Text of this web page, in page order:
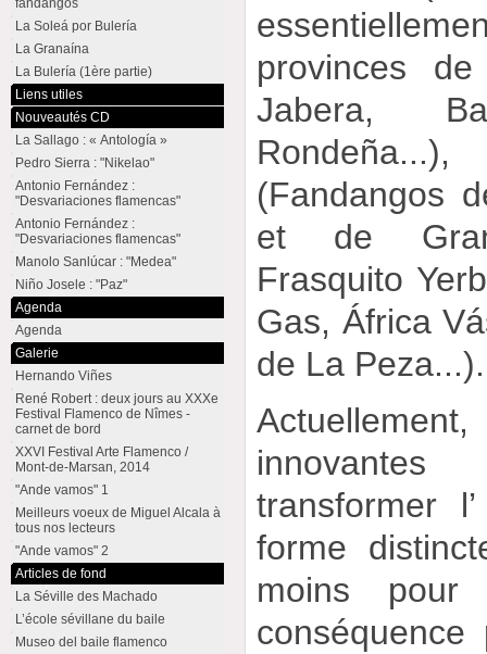
provinces
Jabera,
(Fandangos
et de
Frasquito
Gas, África
de La Peza...).
transformer
forme
moins
fandangos
La Soleá por Bulería
La Granaína
La Bulería (1ère partie)
Liens utiles
Nouveautés CD
La Sallago : « Antología »
Pedro Sierra : "Nikelao"
Antonio Fernández :
"Desvariaciones flamencas"
Antonio Fernández :
"Desvariaciones flamencas"
Manolo Sanlúcar : "Medea"
Niño Josele : "Paz"
Agenda
Agenda
Galerie
Hernando Viñes
René Robert : deux jours au XXXe
Festival Flamenco de Nîmes -
carnet de bord
XXVI Festival Arte Flamenco /
Mont-de-Marsan, 2014
"Ande vamos" 1
Meilleurs voeux de Miguel Alcala à
tous nos lecteurs
"Ande vamos" 2
Articles de fond
La Séville des Machado
L’école sévillane du baile
Museo del baile flamenco